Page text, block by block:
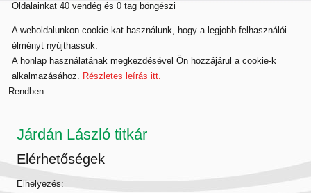
Oldalainkat 40 vendég és 0 tag böngészi
A weboldalunkon cookie-kat használunk, hogy a legjobb felhasználói
élményt nyújthassuk.
A honlap használatának megkezdésével Ön hozzájárul a cookie-k
alkalmazásához. Részletes leírás itt.
Rendben.
Járdán László titkár
Elérhetőségek
Elhelyezés: